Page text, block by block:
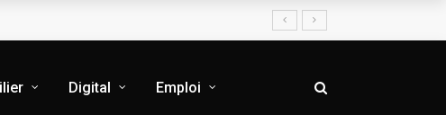
Digital Emploi